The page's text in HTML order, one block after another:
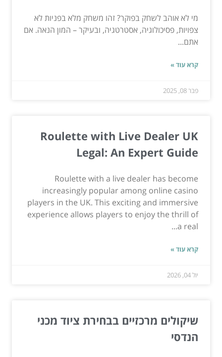
מי לא אוהב לשחק בפוקר? זהו משחק מלא בפניות לא
צפויות, פסיכולוגיה, אסטרטגיה, ובעיקר – המון הנאה. אם
אתם...
קרא עוד »
פבר 08, 2025
Roulette with Live Dealer UK
Legal: An Expert Guide
Roulette with a live dealer has become
increasingly popular among online casino
players in the UK. This exciting and immersive
experience allows players to enjoy the thrill of
a real...
קרא עוד »
יול 04, 2026
שיקולים מרכזיים בבחירת ציוד מכני
הנדסי